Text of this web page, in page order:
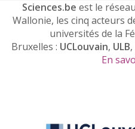
Sciences.be est le
Wallonie, les cinq acteurs
universités de la
Bruxelles : UCLouvain, ULB,
En